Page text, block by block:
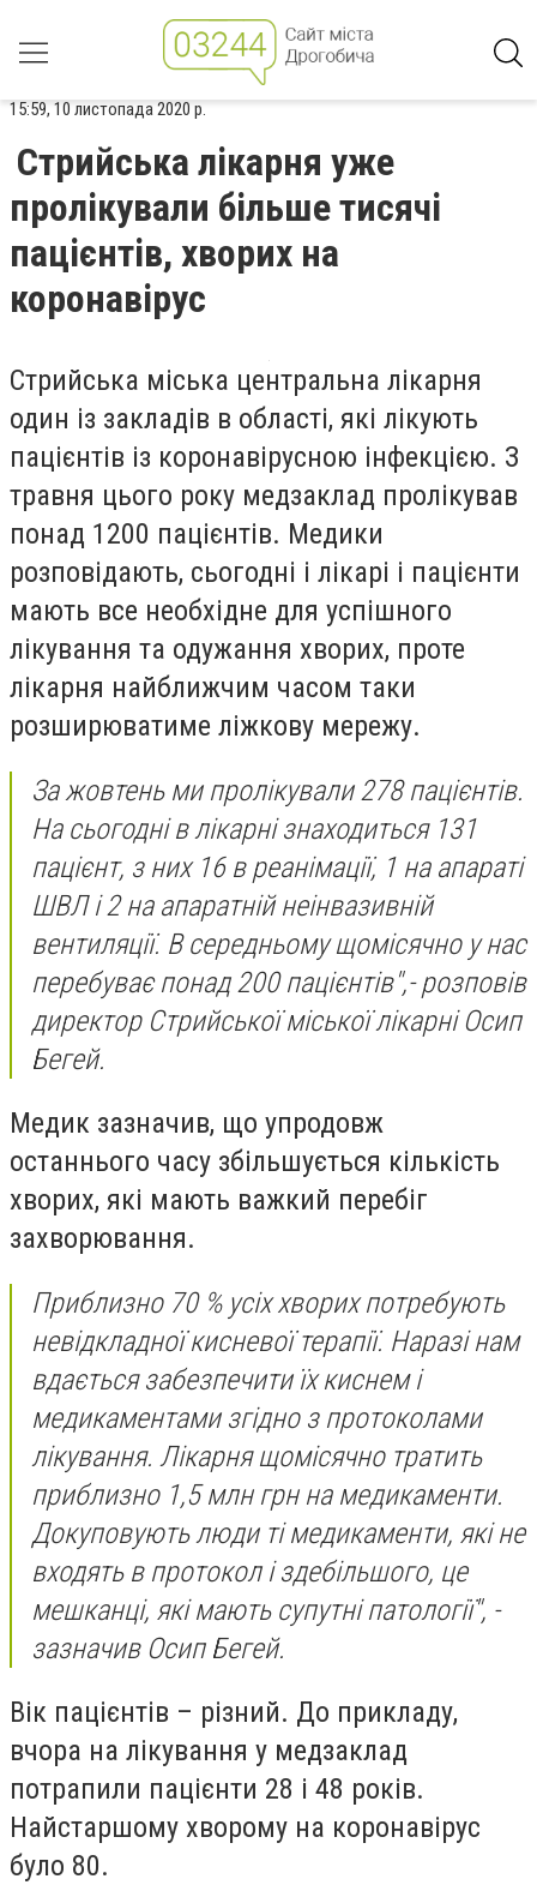
15:59, 10 листопада 2020 р.
Стрийська лікарня уже
пролікували більше тисячі
пацієнтів, хворих на
коронавірус
Стрийська міська центральна лікарня
один із закладів в області, які лікують
пацієнтів із коронавірусною інфекцією. З
травня цього року медзаклад пролікував
понад 1200 пацієнтів. Медики
розповідають, сьогодні і лікарі і пацієнти
мають все необхідне для успішного
лікування та одужання хворих, проте
лікарня найближчим часом таки
розширюватиме ліжкову мережу.
За жовтень ми пролікували 278 пацієнтів.
На сьогодні в лікарні знаходиться 131
пацієнт, з них 16 в реанімації, 1 на апараті
ШВЛ і 2 на апаратній неінвазивній
вентиляції. В середньому щомісячно у нас
перебуває понад 200 пацієнтів",- розповів
директор Стрийської міської лікарні Осип
Бегей.
Медик зазначив, що упродовж
останнього часу збільшується кількість
хворих, які мають важкий перебіг
захворювання.
Приблизно 70 % усіх хворих потребують
невідкладної кисневої терапії. Наразі нам
вдається забезпечити їх киснем і
медикаментами згідно з протоколами
лікування. Лікарня щомісячно тратить
приблизно 1,5 млн грн на медикаменти.
Докуповують люди ті медикаменти, які не
входять в протокол і здебільшого, це
мешканці, які мають супутні патології", -
зазначив Осип Бегей.
Вік пацієнтів – різний. До прикладу,
вчора на лікування у медзаклад
потрапили пацієнти 28 і 48 років.
Найстаршому хворому на коронавірус
було 80.